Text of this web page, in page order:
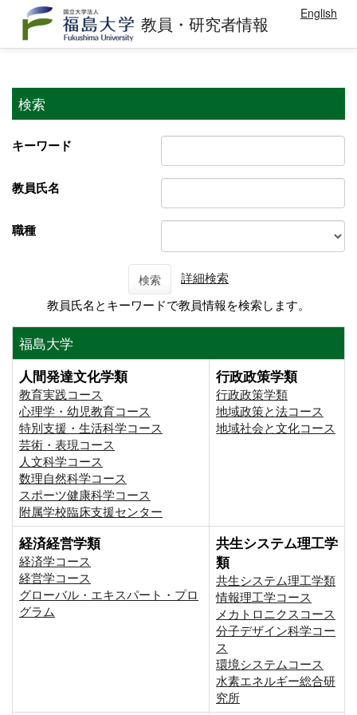
教員・研究者情報 English
検索
キーワード
教員氏名
職種
検索
詳細検索
教員氏名とキーワードで教員情報を検索します。
福島大学
人間発達文化学類
教育実践コース
心理学・幼児教育コース
特別支援・生活科学コース
芸術・表現コース
人文科学コース
数理自然科学コース
スポーツ健康科学コース
附属学校臨床支援センター
行政政策学類
行政政策学類
地域政策と法コース
地域社会と文化コース
経済経営学類
経済学コース
経営学コース
グローバル・エキスパート・プロ
グラム
共生システム理工学
類
共生システム理工学類
情報理工学コース
メカトロニクスコース
分子デザイン科学コー
ス
環境システムコース
⽔素エネルギー総合研
究所